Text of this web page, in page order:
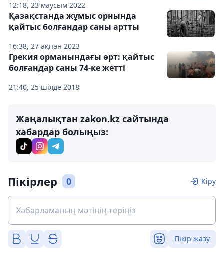
12:18, 23 маусым 2022
16:38, 27 ақпан 2023
Қазақстанда жұмыс орнында
қайтыс болғандар саны артты
21:40, 25 шілде 2018
Грекия орманындағы өрт: қайтыс
болғандар саны 74-ке жетті
Жаңалықтан zakon.kz сайтында
хабардар болыңыз:
Пікірлер 0 Кіру
Пікір жазу